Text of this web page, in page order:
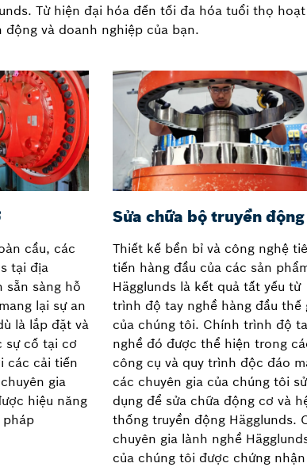
Từ hiện đại hóa đến tối đa hóa tuổi thọ
động và doanh nghiệp của bạn.
cầu, các
tại địa
sẵn sàng hỗ
lại sự an
là lắp đặt và
sự cố tại cơ
các cải tiến
gia
hiệu năng
pháp
Sửa chữa bộ truyền động
Thiết kế bền bỉ và công nghệ
tiến hàng đầu của các sản
Hägglunds là kết quả tất yếu từ
trình độ tay nghề hàng đầu thế
của chúng tôi. Chính trình độ
nghề đó được thể hiện trong
công cụ và quy trình độc đáo
các chuyên gia của chúng tôi sử
dụng để sửa chữa động cơ và
thống truyền động Hägglunds.
chuyên gia lành nghề
của chúng tôi được chứng